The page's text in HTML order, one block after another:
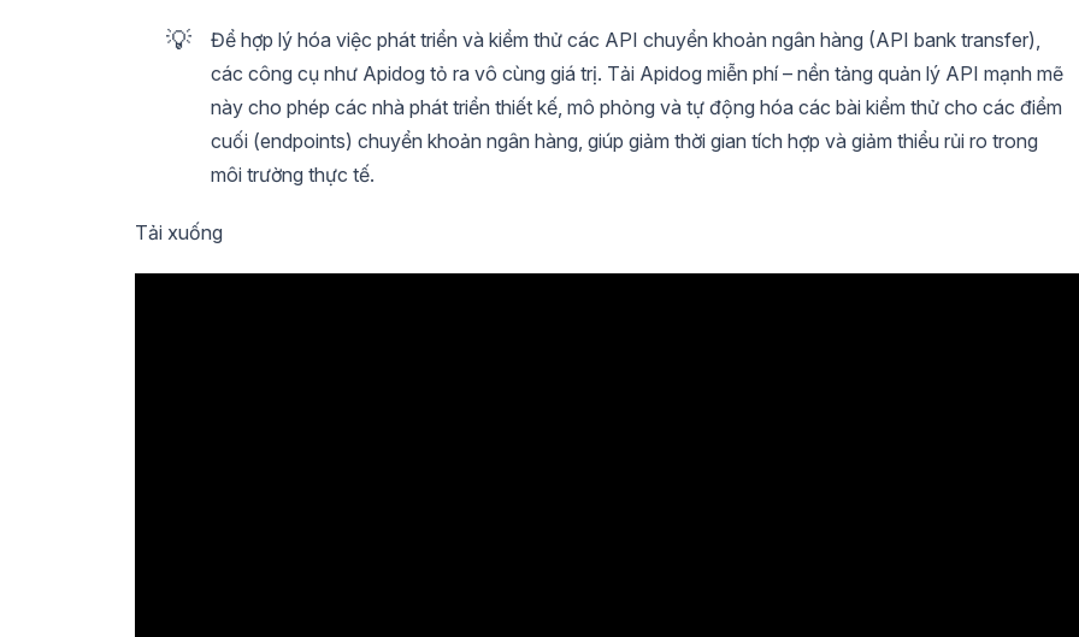
💡
Để hợp lý hóa việc phát triển và kiểm thử các API chuyển khoản ngân hàng (API bank transfer),
các công cụ như Apidog tỏ ra vô cùng giá trị. Tải Apidog miễn phí – nền tảng quản lý API mạnh mẽ
này cho phép các nhà phát triển thiết kế, mô phỏng và tự động hóa các bài kiểm thử cho các điểm
cuối (endpoints) chuyển khoản ngân hàng, giúp giảm thời gian tích hợp và giảm thiểu rủi ro trong
môi trường thực tế.
Tải xuống